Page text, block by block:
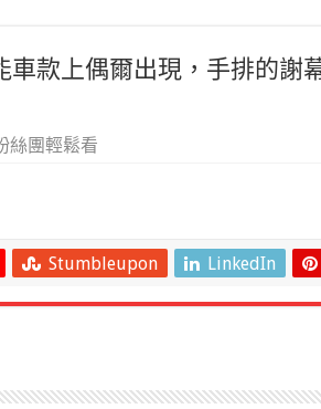
車款上偶爾出現，手排的謝
絲團輕鬆看
Stumbleupon LinkedIn